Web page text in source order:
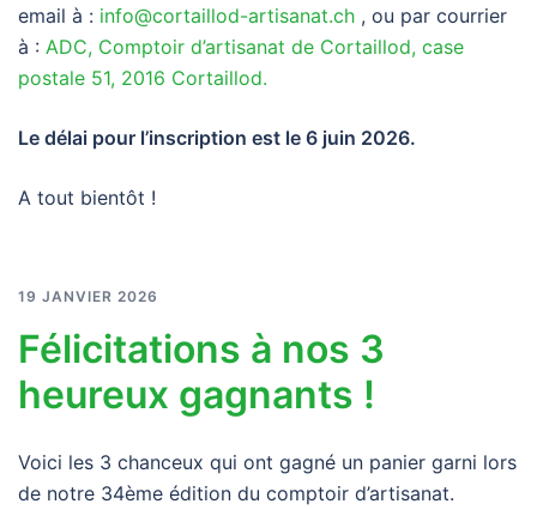
email à : info@cortaillod-artisanat.ch , ou par courrier
à : ADC, Comptoir d’artisanat de Cortaillod, case
postale 51, 2016 Cortaillod.
Le délai pour l’inscription est le 6 juin 2026.
A tout bientôt !
19 JANVIER 2026
Félicitations à nos 3
heureux gagnants !
Voici les 3 chanceux qui ont gagné un panier garni lors
de notre 34ème édition du comptoir d’artisanat.